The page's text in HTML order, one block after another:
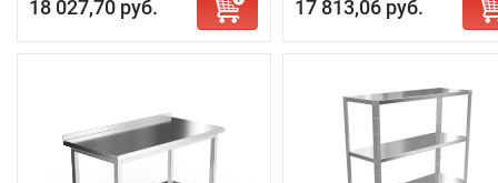
18 027,70 руб. 17 813,06 руб.